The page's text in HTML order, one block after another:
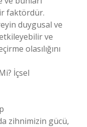
faktördür.
duygusal ve
ve
olasılığını
İçsel
zihnimizin gücü,